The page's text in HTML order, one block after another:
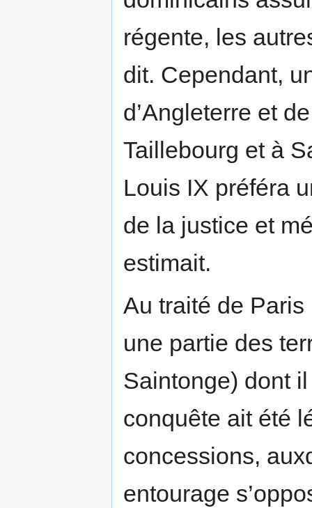
régente, les
dit. Cependant,
d’Angleterre et
Taillebourg et à
Louis IX préféra
de la justice et
estimait.
Au traité de
une partie des
Saintonge) dont
conquête ait été
concessions,
entourage